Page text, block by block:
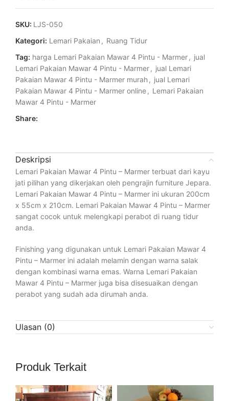
SKU: LJS-050
Kategori: Lemari Pakaian , Ruang Tidur
Tag: harga Lemari Pakaian Mawar 4 Pintu - Marmer, jual
Lemari Pakaian Mawar 4 Pintu - Marmer, jual Lemari
Pakaian Mawar 4 Pintu - Marmer murah, jual Lemari
Pakaian Mawar 4 Pintu - Marmer online, Lemari Pakaian
Mawar 4 Pintu - Marmer
Share:
Deskripsi
Lemari Pakaian Mawar 4 Pintu – Marmer terbuat dari kayu
jati pilihan yang dikerjakan oleh pengrajin furniture Jepara.
Lemari Pakaian Mawar 4 Pintu – Marmer ini ukuran 200cm
x 55cm x 210cm. Lemari Pakaian Mawar 4 Pintu – Marmer
sangat cocok untuk melengkapi perabot di ruang tidur
anda.
Finishing yang digunakan untuk Lemari Pakaian Mawar 4
Pintu – Marmer ini adalah melamin dengan warna salak
dengan kombinasi warna emas. Warna Lemari Pakaian
Mawar 4 Pintu – Marmer juga bisa disesuaikan dengan
perabot yang sudah ada dirumah anda.
Ulasan (0)
Produk Terkait